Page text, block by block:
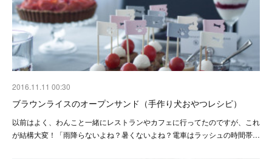
2016.11.11 00:30
ブラウンライスのオープンサンド（手作り犬おやつレシピ）
以前はよく、わんこと一緒にレストランやカフェに行ってたのですが、これ
が結構大変！「雨降らないよね？暑くないよね？電車はラッシュの時間帯…